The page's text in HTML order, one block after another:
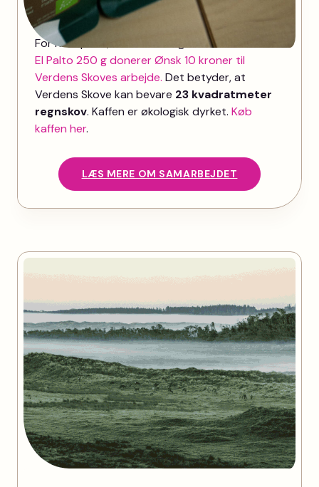
dag sige, at de har plantet 50.000 træer.
For hver pose, der bliver solgt af
Limited Edition
El Palto 250 g donerer Ønsk 10 kroner til
Verdens Skoves arbejde. Det betyder, at
Verdens Skove kan bevare 23 kvadratmeter
regnskov. Kaffen er økologisk dyrket. Køb
kaffen her.
LÆS MERE OM SAMARBEJDET